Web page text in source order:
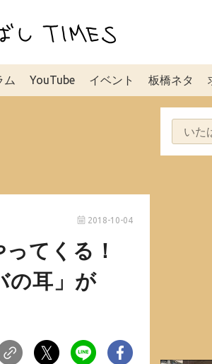
ム YouTube イベント 板橋ネタ
2018-10-04
てくる！
の耳」が